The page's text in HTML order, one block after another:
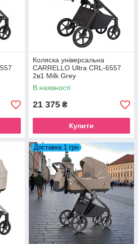
Коляска універсальна
CARRELLO Ultra CRL-6557
2в1 Milk Grey
В наявності
21 375 ₴
Купити
Доставка 1 грн